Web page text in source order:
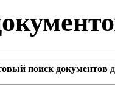
поиск документов